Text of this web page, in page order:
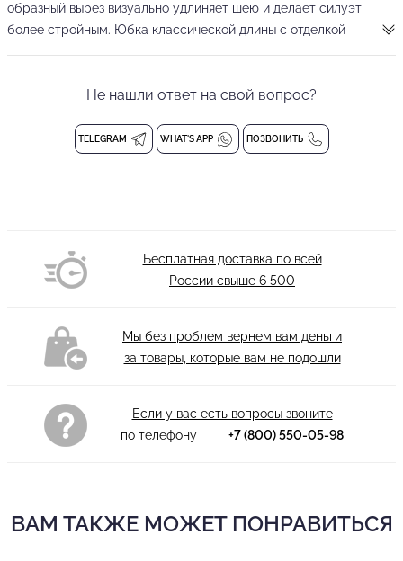
образный вырез визуально удлиняет шею и делает силуэт
более стройным. Юбка классической длины с отделкой
сковывает движения, благодаря мягкому и эластичному
ПРИМАБЕЛЛА!
Не нашли ответ на свой вопрос?
TELEGRAM WHAT'S APP ПОЗВОНИТЬ
Бесплатная доставка по всей
России свыше 6 500
Мы без проблем вернем вам деньги
за товары, которые вам не подошли
Если у вас есть вопросы звоните
по телефону
+7 (800) 550-05-98
ВАМ ТАКЖЕ МОЖЕТ ПОНРАВИТЬСЯ